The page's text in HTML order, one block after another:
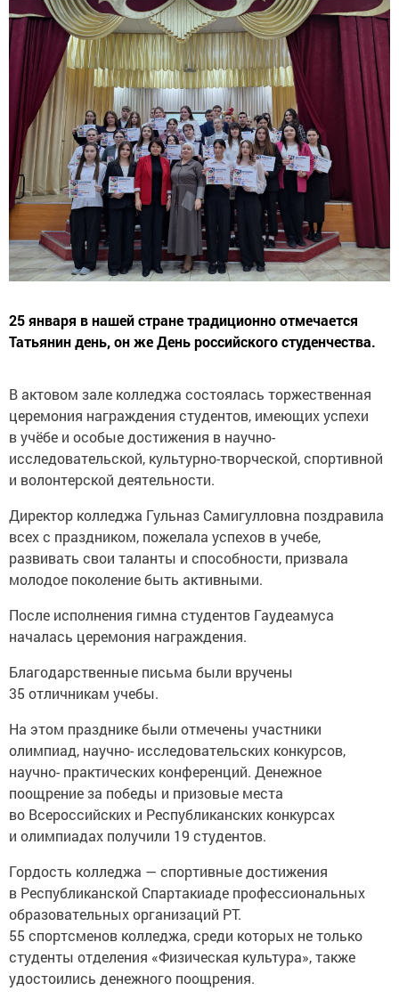
25 января в нашей стране традиционно отмечается
Татьянин день, он же День российского студенчества.
В актовом зале колледжа состоялась торжественная
церемония награждения студентов, имеющих успехи
в учёбе и особые достижения в научно-
исследовательской, культурно-творческой, спортивной
и волонтерской деятельности.
Директор колледжа Гульназ Самигулловна поздравила
всех с праздником, пожелала успехов в учебе,
развивать свои таланты и способности, призвала
молодое поколение быть активными.
После исполнения гимна студентов Гаудеамуса
началась церемония награждения.
Благодарственные письма были вручены
35 отличникам учебы.
На этом празднике были отмечены участники
олимпиад, научно- исследовательских конкурсов,
научно- практических конференций. Денежное
поощрение за победы и призовые места
во Всероссийских и Республиканских конкурсах
и олимпиадах получили 19 студентов.
Гордость колледжа — спортивные достижения
в Республиканской Спартакиаде профессиональных
образовательных организаций РТ.
55 спортсменов колледжа, среди которых не только
студенты отделения «Физическая культура», также
удостоились денежного поощрения.